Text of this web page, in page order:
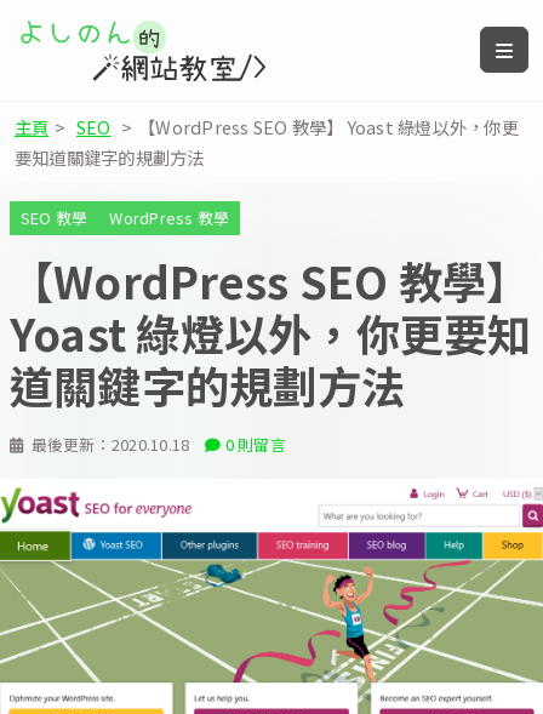
主頁 > SEO >
【WordPress SEO 教學】 Yoast 綠燈以外，你更
要知道關鍵字的規劃方法
最後更新： 2020.10.18 0 則留言
SEO 教學 WordPress 教學
【WordPress SEO 教學】
Yoast 綠燈以外，你更要知
道關鍵字的規劃方法